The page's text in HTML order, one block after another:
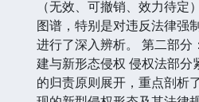
（无效、可撤销、效力待
图谱，特别是对违反法律强
进行了深入辨析。 第二部分
建与新形态侵权 侵权法部
的归责原则展开，重点剖析